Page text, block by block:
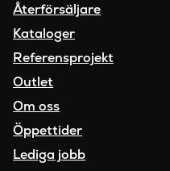
Återförsäljare
Kataloger
Referensprojekt
Outlet
Om oss
Öppettider
Lediga jobb